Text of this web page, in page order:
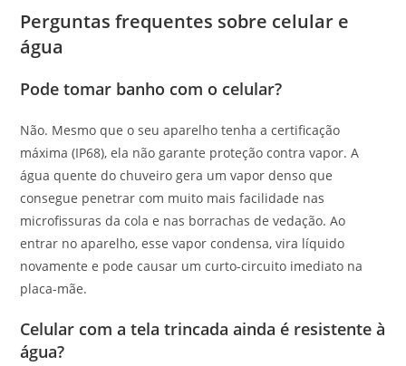
Perguntas frequentes sobre celular e
água
Pode tomar banho com o celular?
Não. Mesmo que o seu aparelho tenha a certificação
máxima (IP68), ela não garante proteção contra vapor. A
água quente do chuveiro gera um vapor denso que
consegue penetrar com muito mais facilidade nas
microfissuras da cola e nas borrachas de vedação. Ao
entrar no aparelho, esse vapor condensa, vira líquido
novamente e pode causar um curto-circuito imediato na
placa-mãe.
Celular com a tela trincada ainda é resistente à
água?